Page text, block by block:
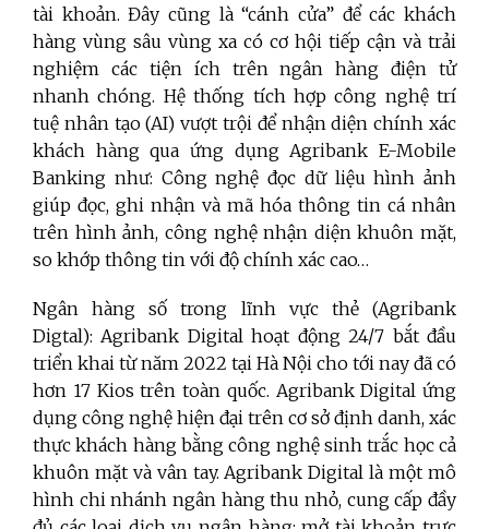
tài khoản. Đây cũng là “cánh cửa” để các khách
hàng vùng sâu vùng xa có cơ hội tiếp cận và trải
nghiệm các tiện ích trên ngân hàng điện tử
nhanh chóng. Hệ thống tích hợp công nghệ trí
tuệ nhân tạo (AI) vượt trội để nhận diện chính xác
khách hàng qua ứng dụng Agribank E-Mobile
Banking như: Công nghệ đọc dữ liệu hình ảnh
giúp đọc, ghi nhận và mã hóa thông tin cá nhân
trên hình ảnh, công nghệ nhận diện khuôn mặt,
so khớp thông tin với độ chính xác cao…
Ngân hàng số trong lĩnh vực thẻ (Agribank
Digtal): Agribank Digital hoạt động 24/7 bắt đầu
triển khai từ năm 2022 tại Hà Nội cho tới nay đã có
hơn 17 Kios trên toàn quốc. Agribank Digital ứng
dụng công nghệ hiện đại trên cơ sở định danh, xác
thực khách hàng bằng công nghệ sinh trắc học cả
khuôn mặt và vân tay. Agribank Digital là một mô
hình chi nhánh ngân hàng thu nhỏ, cung cấp đầy